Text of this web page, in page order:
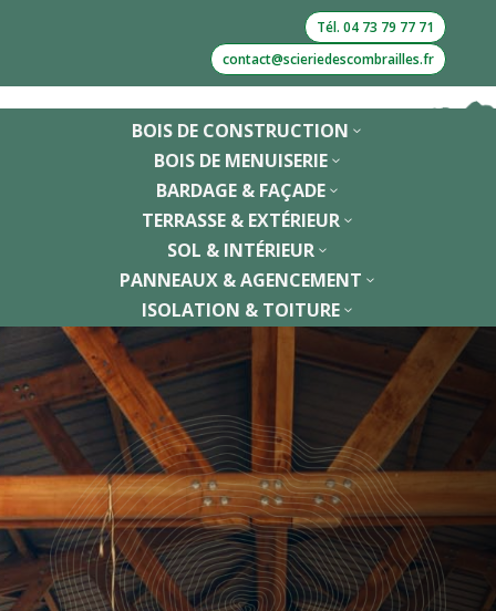
Tél. 04 73 79 77 71
contact@scieriedescombrailles.fr
3
BOIS DE CONSTRUCTION
3
BOIS DE MENUISERIE
3
BARDAGE & FAÇADE
3
TERRASSE & EXTÉRIEUR
3
SOL & INTÉRIEUR
3
PANNEAUX & AGENCEMENT
3
ISOLATION & TOITURE